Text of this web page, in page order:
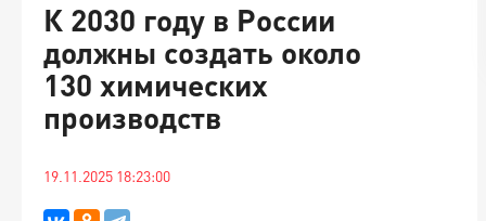
К 2030 году в России
должны создать около
130 химических
производств
19.11.2025 18:23:00